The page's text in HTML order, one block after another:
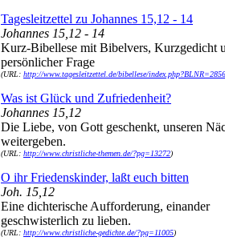
Tagesleitzettel zu Johannes 15,12 - 14
Johannes 15,12 - 14
Kurz-Bibellese mit Bibelvers, Kurzgedicht
persönlicher Frage
(URL: http://www.tagesleitzettel.de/bibellese/index.php?BLNR=2856
Was ist Glück und Zufriedenheit?
Johannes 15,12
Die Liebe, von Gott geschenkt, unseren
weitergeben.
(URL: http://www.christliche-themen.de/?pg=13272)
O ihr Friedenskinder, laßt euch bitten
Joh. 15,12
Eine dichterische Aufforderung, einander
geschwisterlich zu lieben.
(URL: http://www.christliche-gedichte.de/?pg=11005)